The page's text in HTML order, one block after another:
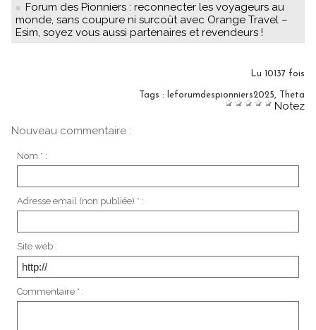
Forum des Pionniers : reconnecter les voyageurs au
monde, sans coupure ni surcoût avec Orange Travel –
Esim, soyez vous aussi partenaires et revendeurs !
Lu 10137 fois
Tags : leforumdespionniers2025, Theta
Notez
Nouveau commentaire :
Nom * :
Adresse email (non publiée) * :
Site web :
Commentaire * :